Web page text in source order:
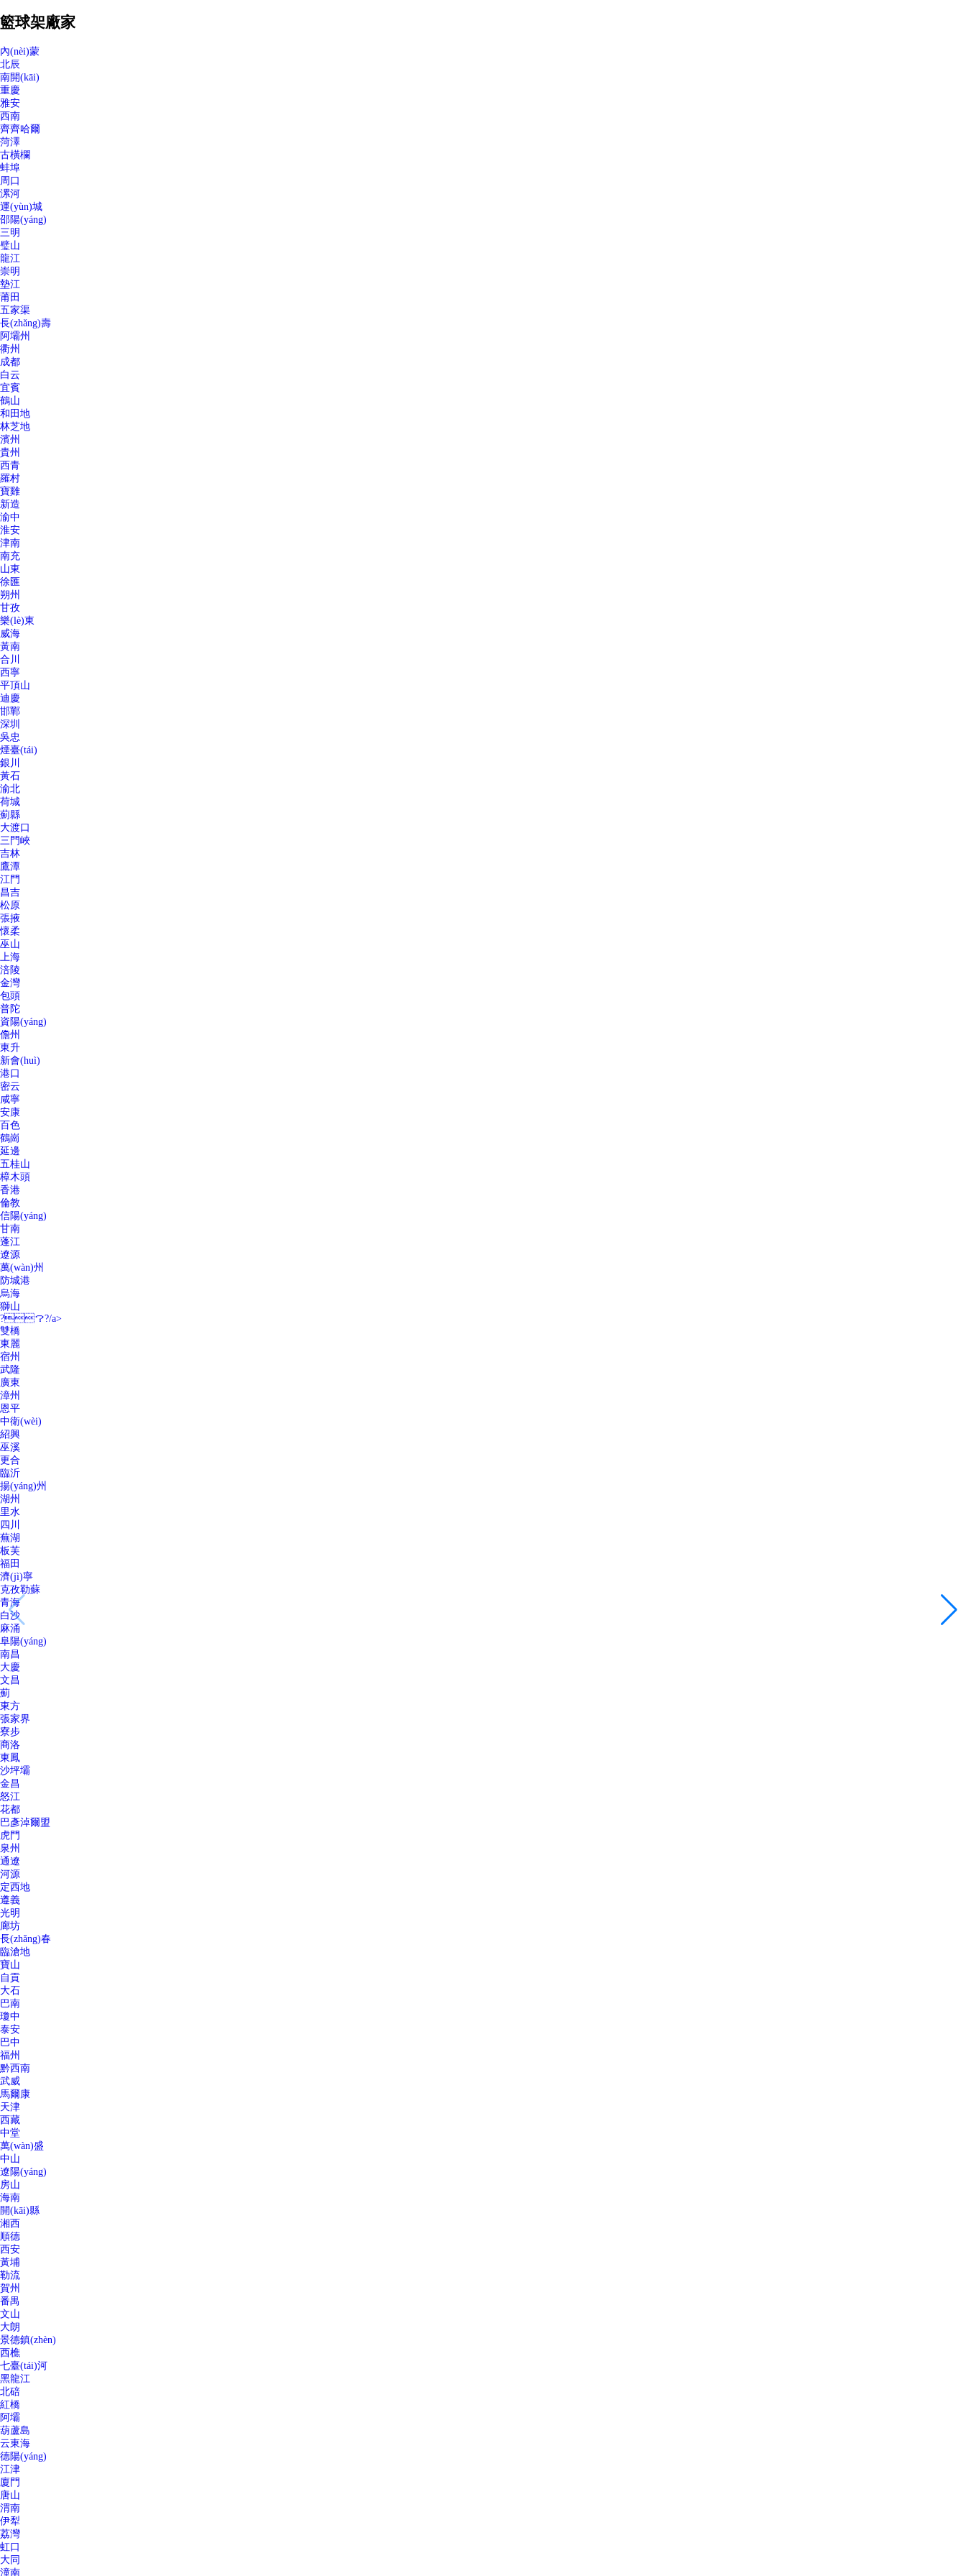
籃球架廠家
內(nèi)蒙
北辰
南開(kāi)
重慶
雅安
西南
齊齊哈爾
菏澤
古橫欄
蚌埠
周口
漯河
運(yùn)城
邵陽(yáng)
三明
璧山
龍江
崇明
墊江
莆田
五家渠
長(zhǎng)壽
阿壩州
衢州
成都
白云
宜賓
鶴山
和田地
林芝地
濱州
貴州
西青
羅村
寶雞
新造
渝中
淮安
津南
南充
山東
徐匯
朔州
甘孜
樂(lè)東
威海
黃南
合川
西寧
平頂山
迪慶
邯鄲
深圳
吳忠
煙臺(tái)
銀川
黃石
渝北
荷城
薊縣
大渡口
三門峽
吉林
鷹潭
江門
昌吉
松原
張掖
懷柔
巫山
上海
涪陵
金灣
包頭
普陀
資陽(yáng)
儋州
東升
新會(huì)
港口
密云
咸寧
安康
百色
鶴崗
延邊
五桂山
樟木頭
香港
倫教
信陽(yáng)
甘南
蓬江
遼源
萬(wàn)州
防城港
烏海
獅山
?？?/a>
雙橋
東麗
宿州
武隆
廣東
漳州
恩平
中衛(wèi)
紹興
巫溪
更合
臨沂
揚(yáng)州
湖州
里水
四川
蕪湖
板芙
福田
濟(jì)寧
克孜勒蘇
青海
白沙
麻涌
阜陽(yáng)
南昌
大慶
文昌
薊
東方
張家界
寮步
商洛
東鳳
沙坪壩
金昌
怒江
花都
巴彥淖爾盟
虎門
泉州
通遼
河源
定西地
遵義
光明
廊坊
長(zhǎng)春
臨滄地
寶山
自貢
大石
巴南
瓊中
泰安
巴中
福州
黔西南
武威
馬爾康
天津
西藏
中堂
萬(wàn)盛
中山
遼陽(yáng)
房山
海南
開(kāi)縣
湘西
順德
西安
黃埔
勒流
賀州
番禺
文山
大朗
景德鎮(zhèn)
西樵
七臺(tái)河
黑龍江
北碚
紅橋
阿壩
葫蘆島
云東海
德陽(yáng)
江津
廈門
唐山
渭南
伊犁
荔灣
虹口
大同
潼南